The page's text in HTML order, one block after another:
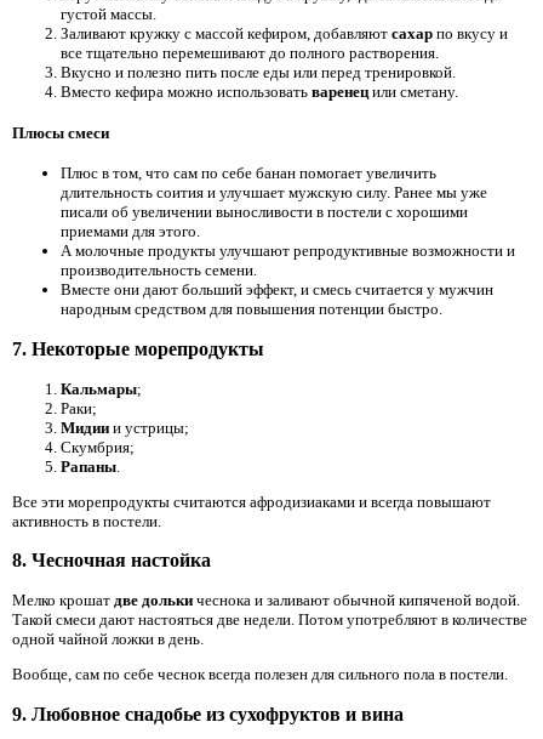
густой массы.
Заливают кружку с массой кефиром, добавляют сахар по вкусу и
все тщательно перемешивают до полного растворения.
Вкусно и полезно пить после еды или перед тренировкой.
Вместо кефира можно использовать варенец или сметану.
Плюсы смеси
Плюс в том, что сам по себе банан помогает увеличить
длительность соития и улучшает мужскую силу. Ранее мы уже
писали об увеличении выносливости в постели с хорошими
приемами для этого.
А молочные продукты улучшают репродуктивные возможности и
производительность семени.
Вместе они дают больший эффект, и смесь считается у мужчин
народным средством для повышения потенции быстро.
7. Некоторые морепродукты
Кальмары;
Раки;
Мидии и устрицы;
Скумбрия;
Рапаны
Все эти морепродукты считаются афродизиаками и всегда повышают
активность в постели.
8. Чесночная настойка
Мелко крошат две дольки чеснока и заливают обычной кипяченой водой.
Такой смеси дают настояться две недели. Потом употребляют в количестве
одной чайной ложки в день.
Вообще, сам по себе чеснок всегда полезен для сильного пола в постели.
9. Любовное снадобье из сухофруктов и вина